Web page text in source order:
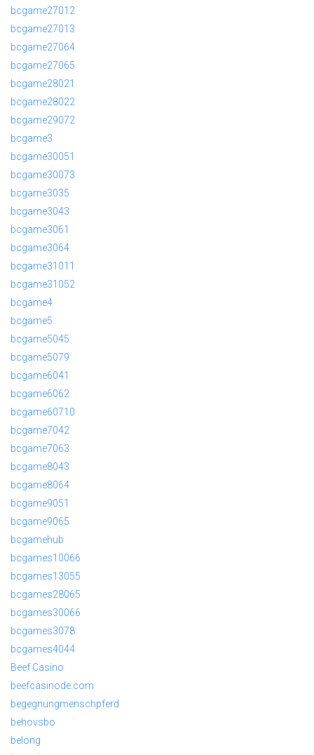
bcgame27012
bcgame27013
bcgame27064
bcgame27065
bcgame28021
bcgame28022
bcgame29072
bcgame3
bcgame30051
bcgame30073
bcgame3035
bcgame3043
bcgame3061
bcgame3064
bcgame31011
bcgame31052
bcgame4
bcgame5
bcgame5045
bcgame5079
bcgame6041
bcgame6062
bcgame60710
bcgame7042
bcgame7063
bcgame8043
bcgame8064
bcgame9051
bcgame9065
bcgamehub
bcgames10066
bcgames13055
bcgames28065
bcgames30066
bcgames3078
bcgames4044
Beef Casino
beefcasinode.com
begegnungmenschpferd
behovsbo
belong